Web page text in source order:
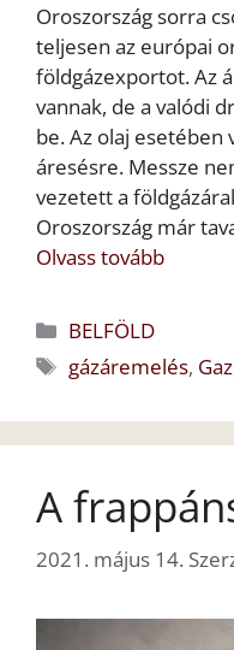
Oroszország sorra
teljesen az európai
földgázexportot. Az
vannak, de a valódi
be. Az olaj esetében
áresésre. Messze
vezetett a
Oroszország már
Olvass tovább
Kategória
BELFÖLD
Címkék
gázáremelés,
A
2021. május 14.